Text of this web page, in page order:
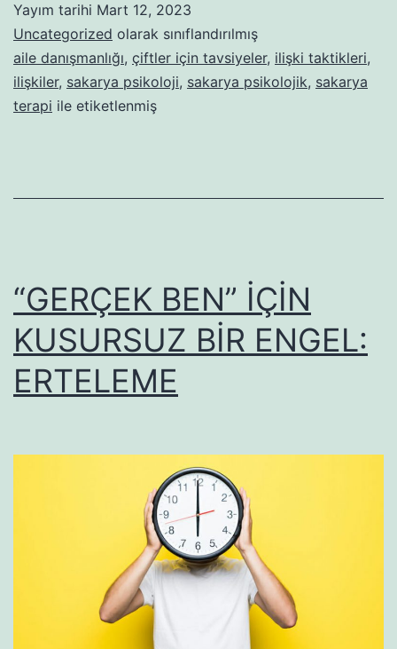
VE
DİKKAT
Yayım tarihi Mart 12, 2023
Uncategorized olarak sınıflandırılmış
aile danışmanlığı, çiftler için tavsiyeler, ilişki taktikleri,
ilişkiler, sakarya psikoloji, sakarya psikolojik, sakarya
terapi ile etiketlenmiş
“GERÇEK BEN” İÇİN
KUSURSUZ BİR ENGEL:
ERTELEME